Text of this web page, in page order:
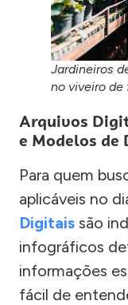
Jardineiros
no viveiro de
Arquivos
e Modelos de
Para quem
aplicáveis no
Digitais são
infográficos
informações
fácil de